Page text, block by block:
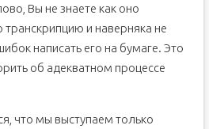
Вы не знаете как оно
транскрипцию и наверняка не
написать его на бумаге. Это
об адекватном процессе
что мы выступаем только